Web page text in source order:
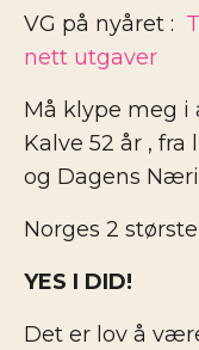
VG på nyåret :
nett utgaver
Må klype meg i
Kalve 52 år , fra
og Dagens
Norges 2
YES I DID!
Det er lov å